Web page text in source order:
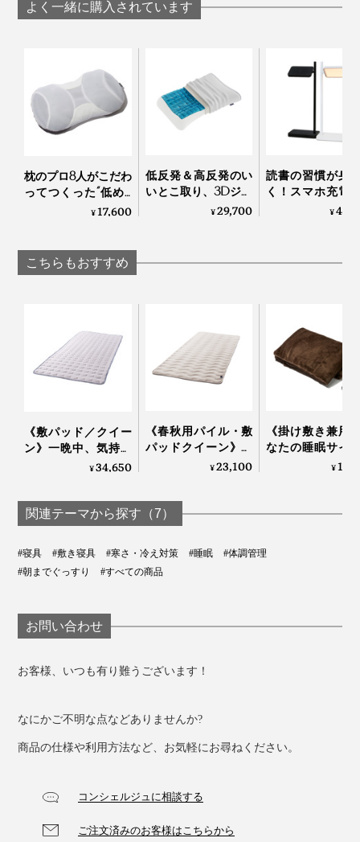
ループの目が細かいので、ふんわり柔らかい肌触り。シ
ンカーという丸編み機で編んでいるので、伸縮性もあっ
て、ますます柔らかい。
『スーパーZERO』で編むことで、糸と糸の間に、パイ
り空気を含んで、「ふっくら立ち上がるパイル」を実現
しました。
たっぷりの空気が、体温もため込んでくれるので、おだ
『ZEPPINパイル』はケバ落ちが少ないから、ヘタリにくく、ふんわり感が長持ち
まるで、雲に寝転んだような、フッカフカの寝心地と、
おだやかな春のような暖かさを実現した『ZEPPINパイ
ZEPPINパイル
｜ZEPPINパイル
よく一緒に購入されています
枕のプロ8人がこだわ
ってつくった“低め3
センチ”の究極の枕｜
¥17,600
低反発＆高反発のい
いとこ取り、3Dジェ
ルキューブの「テク
¥29,700
読書の習慣が身
く！スマホ充電
きる、ミニマル
¥
こちらもおすすめ
《敷パッド／クイー
ン》一晩中、気持ち
いいヒンヤリ感が続
団」｜The ICE 27
¥34,650
《春秋用パイル・敷
パッドクイーン》お
だやかな春の暖かさ…
ーパイルケット」｜
ZEPPINパイル
¥23,100
《掛け敷き兼用
なたの睡眠サイ
に合わせて、電
「電気毛布（シ
¥
関連テーマから探す（7）
#寝具 #敷き寝具 #寒さ・冷え対策 #睡眠
#体調管理
#朝までぐっすり
#すべての商品
お問い合わせ
お客様、いつも有り難うございます！
なにかご不明な点などありませんか?
商品の仕様や利用方法など、お気軽にお尋ねください。
コンシェルジュに相談する
ご注文済みのお客様はこちらから